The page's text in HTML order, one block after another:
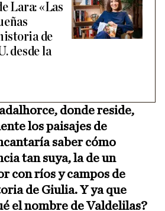
Lara: «Las
de
desde la
donde reside,
los paisajes de
saber cómo
tan suya, la de un
con ríos y campos de
de Giulia. Y ya que
el nombre de Valdelilas?